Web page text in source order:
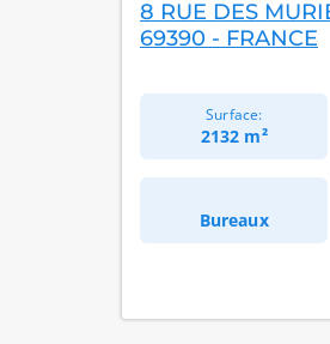
8 RUE DES
69390 - FRANCE
Surface:
2132 m²
Bureaux